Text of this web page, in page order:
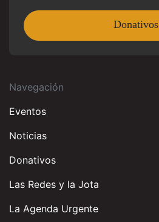
Donativos
Navegación
Eventos
Noticias
Donativos
Las Redes y la Jota
La Agenda Urgente